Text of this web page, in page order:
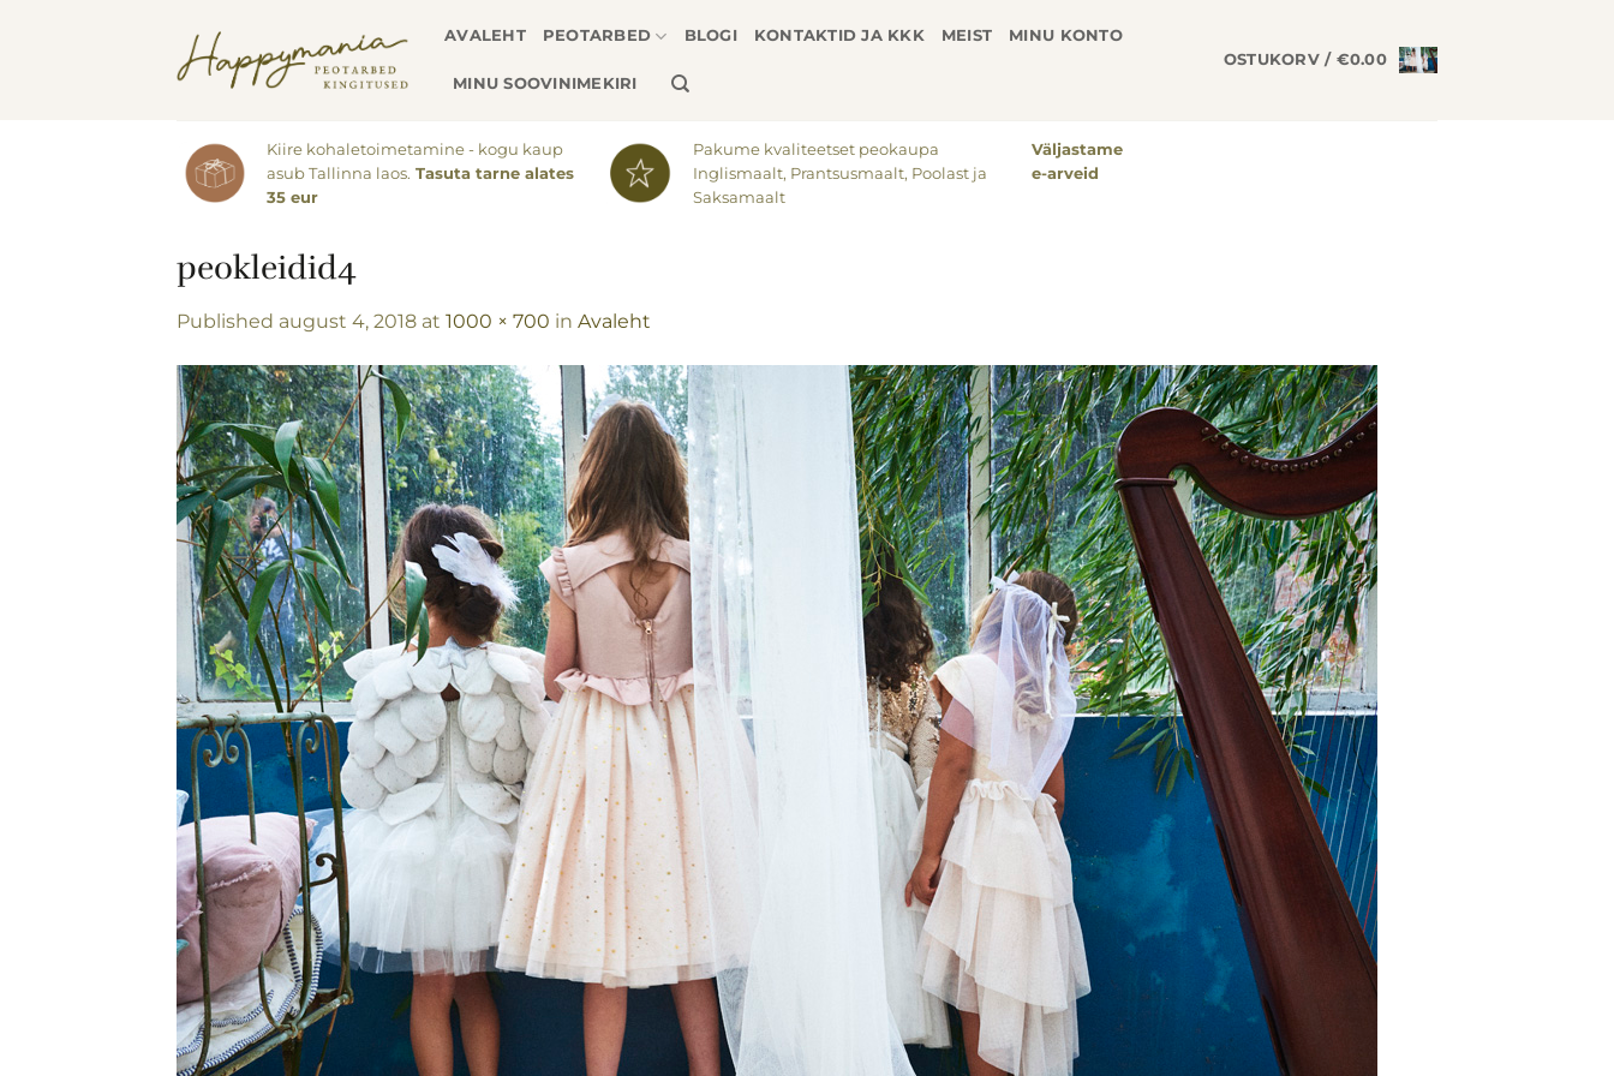
AVALEHT PEOTARBED BLOGI KONTAKTID JA KKK MEIST MINU KONTO
MINU SOOVINIMEKIRI
OSTUKORV / €0.00
Kiire kohaletoimetamine - kogu kaup
asub Tallinna laos. Tasuta tarne alates
35 eur
Pakume kvaliteetset peokaupa
Inglismaalt, Prantsusmaalt, Poolast ja
Saksamaalt
Väljastame
e-arveid
peokleidid4
Published august 4, 2018 at 1000 × 700 in Avaleht